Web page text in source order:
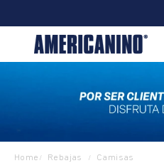
Home / Rebajas / Camisas